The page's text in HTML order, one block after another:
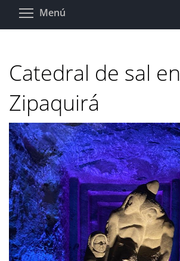
Pasar
Menú
Catedral de sal en
Zipaquirá